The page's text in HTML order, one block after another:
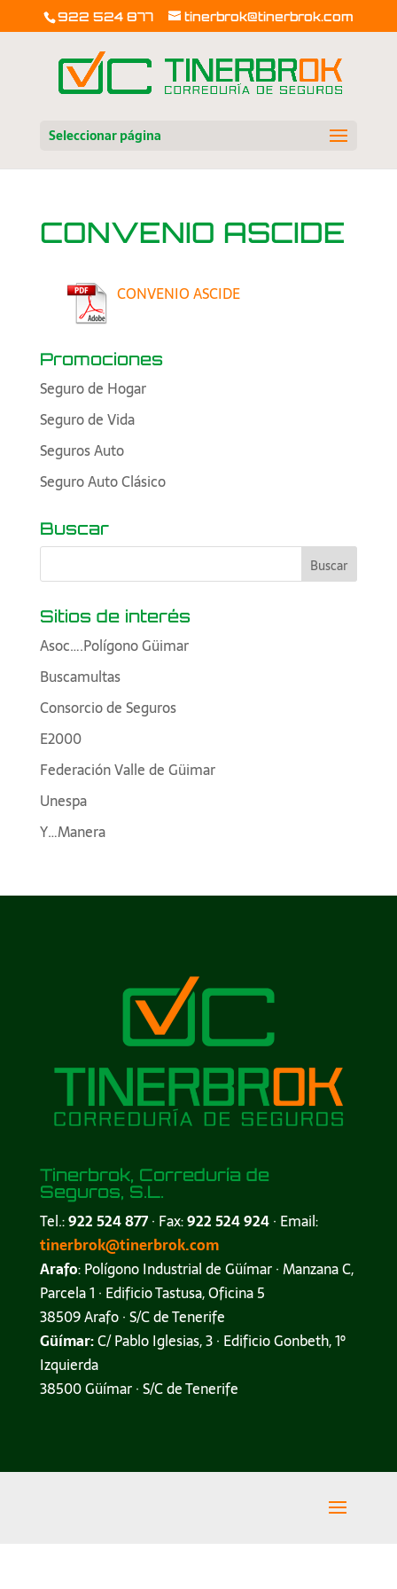
922 524 877 tinerbrok@tinerbrok.com
Seleccionar página
CONVENIO ASCIDE
CONVENIO ASCIDE
Promociones
Seguro de Hogar
Seguro de Vida
Seguros Auto
Seguro Auto Clásico
Buscar
Sitios de interés
Asoc….Polígono Güimar
Buscamultas
Consorcio de Seguros
E2000
Federación Valle de Güimar
Unespa
Y…Manera
Tinerbrok, Correduría de
Seguros, S.L.
Tel.:922 524 877· Fax:922 524 924· Email:
tinerbrok@tinerbrok.com
Arafo: Polígono Industrial de Güímar · Manzana C,
Parcela 1 · Edificio Tastusa, Oficina 5
38509 Arafo · S/C de Tenerife
Güímar:C/ Pablo Iglesias, 3 · Edificio Gonbeth, 1º
Izquierda
38500 Güímar · S/C de Tenerife